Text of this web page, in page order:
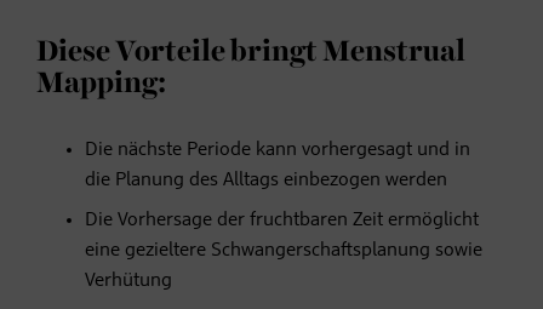
Diese Vorteile bringt Menstrual
Mapping:
Die nächste Periode kann vorhergesagt und in
die Planung des Alltags einbezogen werden
Die Vorhersage der fruchtbaren Zeit ermöglicht
eine gezieltere Schwangerschaftsplanung sowie
Verhütung